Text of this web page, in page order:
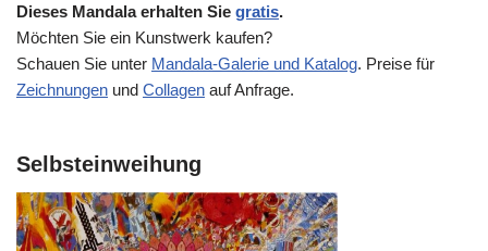
Dieses Mandala erhalten Sie gratis.
Möchten Sie ein Kunstwerk kaufen?
Schauen Sie unter Mandala-Galerie und Katalog. Preise für
Zeichnungen und Collagen auf Anfrage.
Selbsteinweihung